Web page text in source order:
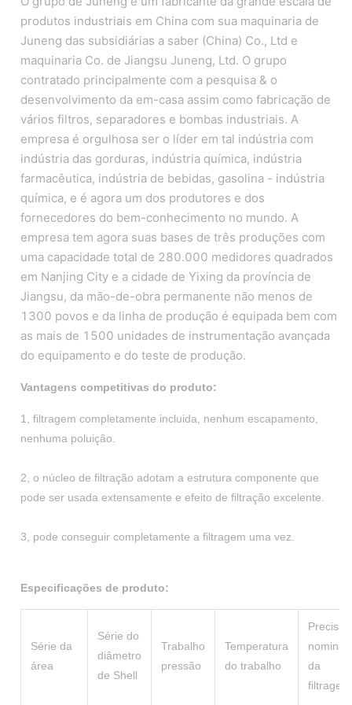
produtos industriais em China com sua maquinaria de
Juneng das subsidiárias a saber (China) Co., Ltd e
maquinaria Co. de Jiangsu Juneng, Ltd. O grupo
contratado principalmente com a pesquisa & o
desenvolvimento da em-casa assim como fabricação de
vários filtros, separadores e bombas industriais. A
empresa é orgulhosa ser o líder em tal indústria com
indústria das gorduras, indústria química, indústria
farmacêutica, indústria de bebidas, gasolina - indústria
química, e é agora um dos produtores e dos
fornecedores do bem-conhecimento no mundo. A
empresa tem agora suas bases de três produções com
uma capacidade total de 280.000 medidores quadrados
em Nanjing City e a cidade de Yixing da província de
Jiangsu, da mão-de-obra permanente não menos de
1300 povos e da linha de produção é equipada bem com
as mais de 1500 unidades de instrumentação avançada
do equipamento e do teste de produção.
Vantagens competitivas do produto:
1, filtragem completamente incluida, nenhum escapamento,
nenhuma poluição.
2, o núcleo de filtração adotam a estrutura componente que
pode ser usada extensamente e efeito de filtração excelente.
3, pode conseguir completamente a filtragem uma vez.
Especificações de produto:
Série da
área
Série do
diâmetro
de Shell
Trabalho
pressão
Temperatura
do trabalho
Precisão
nominal
da
filtragem